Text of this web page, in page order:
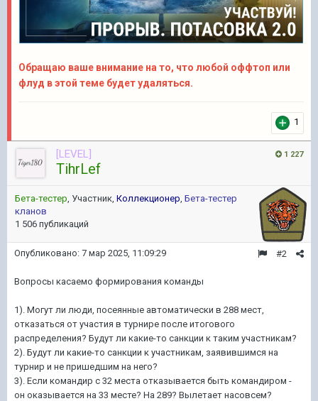
Обращаю ваше внимание на то, что любой оффтоп или
флуд в этой теме будет удаляться.
1
1 227
[LEVEL]
TihrLef
Бета-тестер, Участник, Коллекционер, Бета-тестер
кланов
1 506 публикаций
#2
Опубликовано: 7 мар 2025, 11:09:29
Вопросы касаемо формирования команды
1). Могут ли люди, посеянные автоматически в 288 мест,
отказаться от участия в турнире после итогового
распределения? Будут ли какие-то санкции к таким участникам?
2). Будут ли какие-то санкции к участникам, заявившимся на
турнир и не пришедшим на него?
3). Если командир с 32 места отказывается быть командиром -
он оказывается на 33 месте? На 289? Вылетает насовсем?